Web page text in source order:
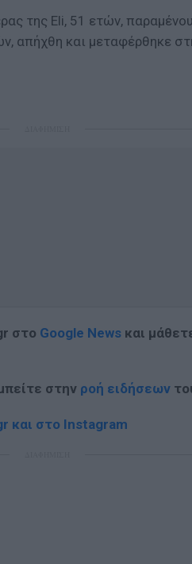
της Eli, 51 ετών,
απήχθη και μεταφέρθηκε
στο Google News και
στην ροή ειδήσεων
και στο Instagram